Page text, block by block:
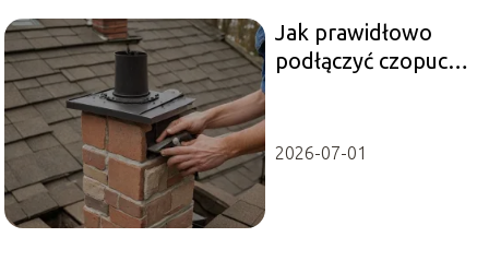
Jak prawidłowo
podłączyć czopuch
wskazówki
2026-07-01